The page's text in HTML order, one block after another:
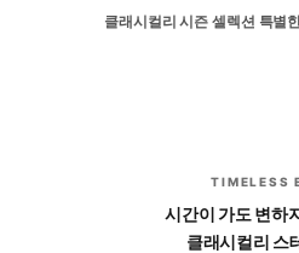
클래시컬리 시즌 셀렉션 특별
TIMELESS
시간이 가도 변하
클래시컬리 스